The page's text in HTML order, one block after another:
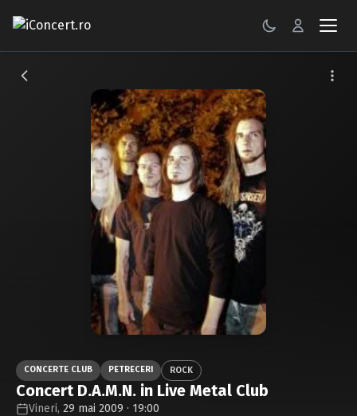
CONCERTE
Caută în site...
CONCERTE CLUB PETRECERI ROCK
Concert D.A.M.N. in Live Metal Club
Vineri, 29 mai 2009 · 19:00